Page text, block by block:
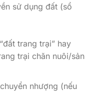
sử dụng đất (sổ
trang trại” hay
trại chăn nuôi/sản
nhượng (nếu